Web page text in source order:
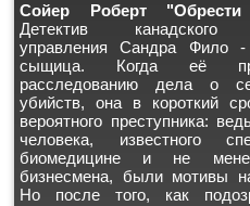
Сойер Роберт "Обрести
Детектив канадского
управления Сандра Фило -
сыщица. Когда её
расследованию дела о
убийств, она в короткий
вероятного преступника:
человека, известного
биомедицине и не
бизнесмена, были мотивы
Но после того, как